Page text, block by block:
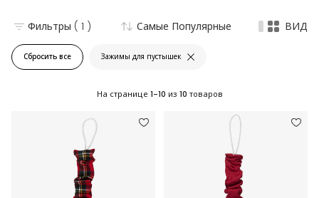
Сбросить все Зажимы для пустышек
Фильтры ( 1 ) Самые Популярные ВИД
На странице 1-10 из 10 товаров